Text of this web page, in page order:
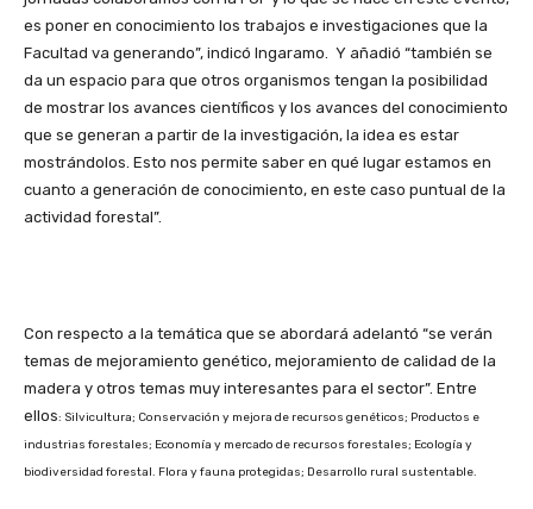
es poner en conocimiento los trabajos e investigaciones que la
Facultad va generando”, indicó Ingaramo. Y añadió “también se
da un espacio para que otros organismos tengan la posibilidad
de mostrar los avances científicos y los avances del conocimiento
que se generan a partir de la investigación, la idea es estar
mostrándolos. Esto nos permite saber en qué lugar estamos en
cuanto a generación de conocimiento, en este caso puntual de la
actividad forestal”.
Con respecto a la temática que se abordará adelantó “se verán
temas de mejoramiento genético, mejoramiento de calidad de la
madera y otros temas muy interesantes para el sector”. Entre
ellos: Silvicultura; Conservación y mejora de recursos genéticos; Productos e
industrias forestales; Economía y mercado de recursos forestales; Ecología y
biodiversidad forestal. Flora y fauna protegidas; Desarrollo rural sustentable.